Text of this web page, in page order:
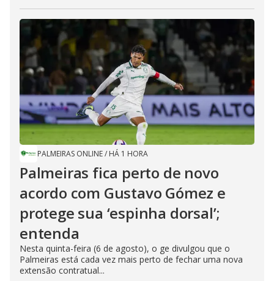
PALMEIRAS ONLINE/ HÁ 1 HORA
Palmeiras fica perto de novo
acordo com Gustavo Gómez e
protege sua ‘espinha dorsal’;
entenda
Nesta quinta-feira (6 de agosto), o ge divulgou que o
Palmeiras está cada vez mais perto de fechar uma nova
extensão contratual...